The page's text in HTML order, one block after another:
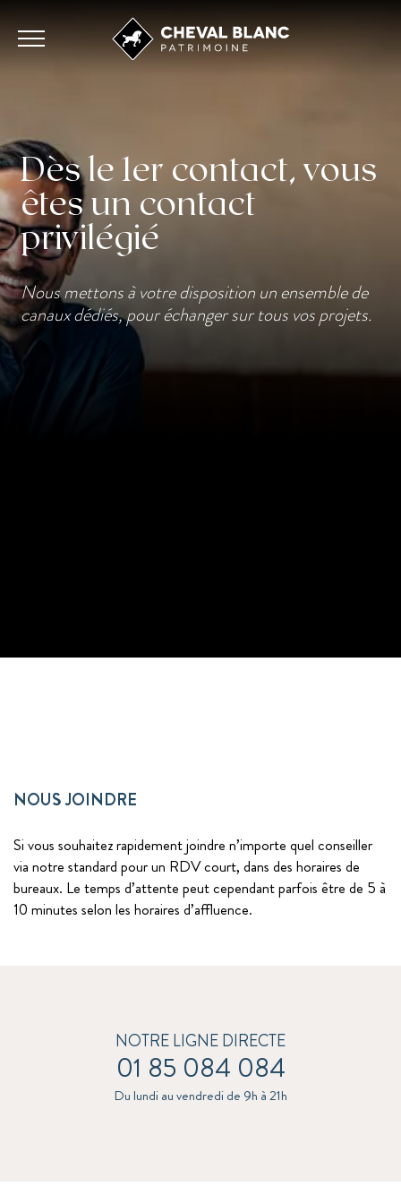
Dès le 1er contact, vous
êtes un contact
privilégié
Nous mettons à votre disposition un ensemble de
canaux dédiés, pour échanger sur tous vos projets.
NOUS JOINDRE
Si vous souhaitez rapidement joindre n’importe quel conseiller
via notre standard pour un RDV court, dans des horaires de
bureaux. Le temps d’attente peut cependant parfois être de 5 à
10 minutes selon les horaires d’affluence.
NOTRE LIGNE DIRECTE
01 85 084 084
Du lundi au vendredi de 9h à 21h